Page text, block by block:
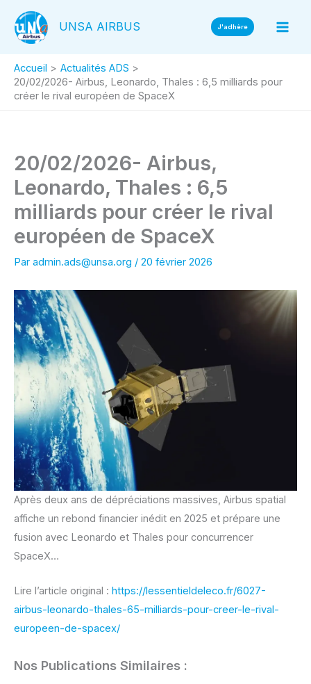
contenu
UNSA AIRBUS J'adhère
Accueil
Actualités ADS
20/02/2026- Airbus, Leonardo, Thales : 6,5 milliards pour
créer le rival européen de SpaceX
20/02/2026- Airbus,
Leonardo, Thales : 6,5
milliards pour créer le rival
européen de SpaceX
Par admin.ads@unsa.org / 20 février 2026
Après deux ans de dépréciations massives, Airbus spatial
affiche un rebond financier inédit en 2025 et prépare une
fusion avec Leonardo et Thales pour concurrencer
SpaceX…
Lire l’article original : https://lessentieldeleco.fr/6027-
airbus-leonardo-thales-65-milliards-pour-creer-le-rival-
europeen-de-spacex/
Nos Publications Similaires :